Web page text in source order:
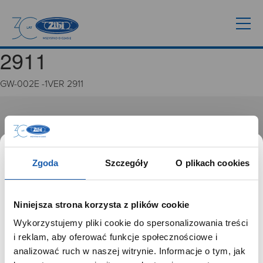
Zgoda Szczegóły O plikach cookies
Niniejsza strona korzysta z plików cookie
Wykorzystujemy pliki cookie do spersonalizowania treści
i reklam, aby oferować funkcje społecznościowe i
analizować ruch w naszej witrynie. Informacje o tym, jak
2911
GW-002E -1VER 2911
GRUPA ZIBI
Historia
Misja, wizja i wartości Grupy Zibi
Ważne daty
Zgoda na ciasteczka
PRODUKTY
Zegarki
SZANOWNY UŻYTKOWNIKU,
SZANOWNA UŻYTKOWNICZKO